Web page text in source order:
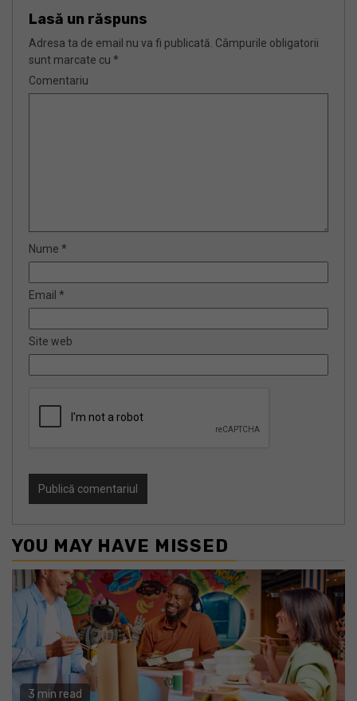
Lasă un răspuns
Adresa ta de email nu va fi publicată. Câmpurile obligatorii
sunt marcate cu *
Comentariu
Nume *
Email *
Site web
YOU MAY HAVE MISSED
3 min read